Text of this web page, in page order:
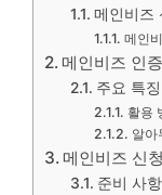
메인비즈
메인
메인비즈 인
주요 특징
활용
알아
메인비즈 신
준비 사항